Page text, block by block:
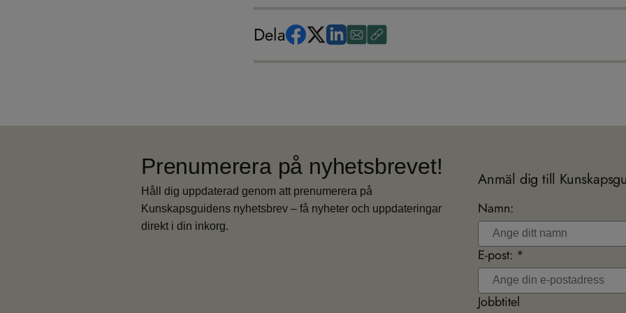
Dela
Prenumerera på nyhetsbrevet!
Håll dig uppdaterad genom att prenumerera på
Kunskapsguidens nyhetsbrev – få nyheter och uppdateringar
direkt i din inkorg.
Anmäl dig till
Namn:
E-post: *
Jobbtitel